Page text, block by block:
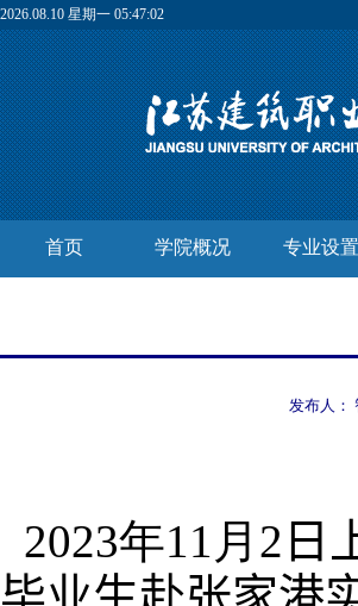
2026.08.10 星期一 05:47:03
首页 学院概况 专业设置
发布人：
2023年11 月 2 日